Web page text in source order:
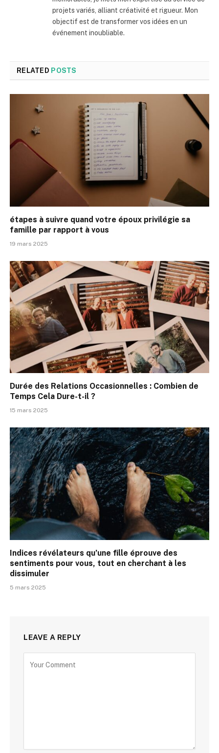
projets variés, alliant créativité et rigueur. Mon
objectif est de transformer vos idées en un
événement inoubliable.
RELATED POSTS
étapes à suivre quand votre époux privilégie sa
famille par rapport à vous
19 mars 2025
Durée des Relations Occasionnelles : Combien de
Temps Cela Dure-t-il ?
15 mars 2025
Indices révélateurs qu’une fille éprouve des
sentiments pour vous, tout en cherchant à les
dissimuler
5 mars 2025
LEAVE A REPLY